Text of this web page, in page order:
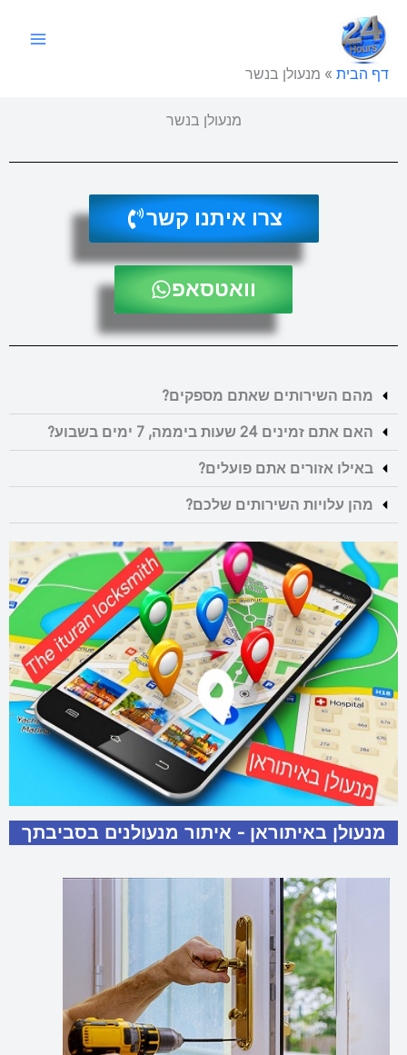
לתוכן
דף הבית » מנעולן בנשר
מנעולן בנשר
צרו איתנו קשר
וואטסאפ
מהם השירותים שאתם מספקים?
האם אתם זמינים 24 שעות ביממה, 7 ימים בשבוע?
באילו אזורים אתם פועלים?
מהן עלויות השירותים שלכם?
מנעולן באיתוראן - איתור מנעולנים בסביבתך